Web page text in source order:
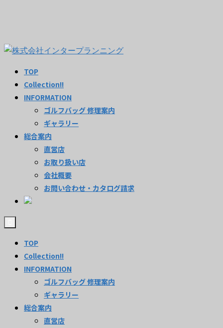
TOP
Collection!!
INFORMATION
ゴルフバッグ 修理案内
ギャラリー
総合案内
直営店
お取り扱い店
会社概要
お問い合わせ・カタログ請求
TOP
Collection!!
INFORMATION
ゴルフバッグ 修理案内
ギャラリー
総合案内
直営店